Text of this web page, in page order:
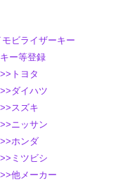
ビライザーキー
ー等登録
>>トヨタ
ダイハツ
>>スズキ
ニッサン
>>ホンダ
ミツビシ
他メーカー